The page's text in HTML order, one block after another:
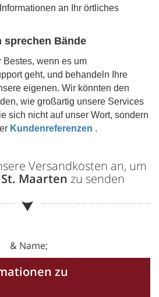
an Ihr örtliches
sprechen Bände
Bestes, wenn es um
geht, und behandeln Ihre
eigenen. Wir könnten den
wie großartig unsere Services
sich nicht auf unser Wort, sondern
Kundenreferenzen .
Versandkosten an, um
St. Maarten zu senden
& Name;
zu